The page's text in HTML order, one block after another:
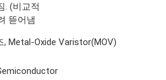
. (비교적
뜯어냄
Metal-Oxide Varistor(MOV)